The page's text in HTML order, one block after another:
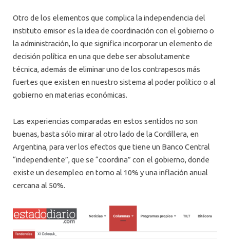
Otro de los elementos que complica la independencia del
instituto emisor es la idea de coordinación con el gobierno o
la administración, lo que significa incorporar un elemento de
decisión política en una que debe ser absolutamente
técnica, además de eliminar uno de los contrapesos más
fuertes que existen en nuestro sistema al poder político o al
gobierno en materias económicas.
Las experiencias comparadas en estos sentidos no son
buenas, basta sólo mirar al otro lado de la Cordillera, en
Argentina, para ver los efectos que tiene un Banco Central
“independiente”, que se “coordina” con el gobierno, donde
existe un desempleo en torno al 10% y una inflación anual
cercana al 50%.